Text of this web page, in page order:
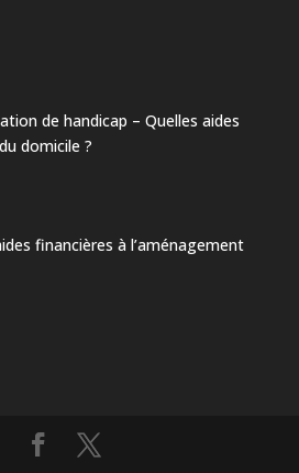
de handicap – Quelles aides
domicile ?
financières à l’aménagement